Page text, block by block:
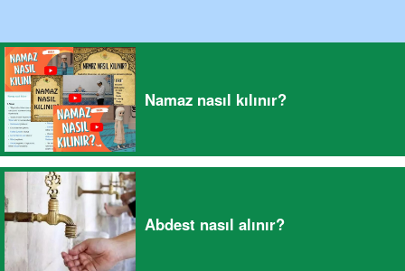
Namaz nasıl kılınır?
Abdest nasıl alınır?